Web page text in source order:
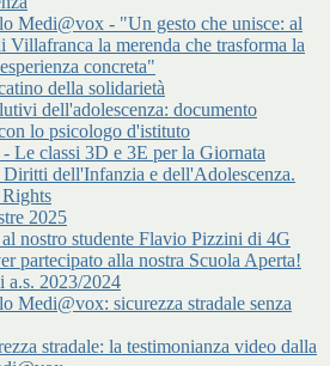
Medi@vox - "Un gesto che unisce: al
la merenda che trasforma la
concreta"
della solidarietà
dell'adolescenza: documento
lo psicologo d'istituto
Le classi 3D e 3E per la Giornata
dell'Infanzia e dell'Adolescenza.
2025
nostro studente Flavio Pizzini di 4G
partecipato alla nostra Scuola Aperta!
2023/2024
Medi@vox: sicurezza stradale senza
stradale: la testimonianza video dalla